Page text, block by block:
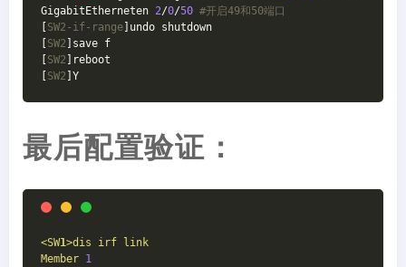
GigabitEtherneten 2/0/50 #开启49和50端口
[SW2-if-range]undo shutdown
[SW2 ]save f
[SW2 ]reboot
[SW2 ]Y
最后配置验证：
<SW1>dis irf link
Member 1